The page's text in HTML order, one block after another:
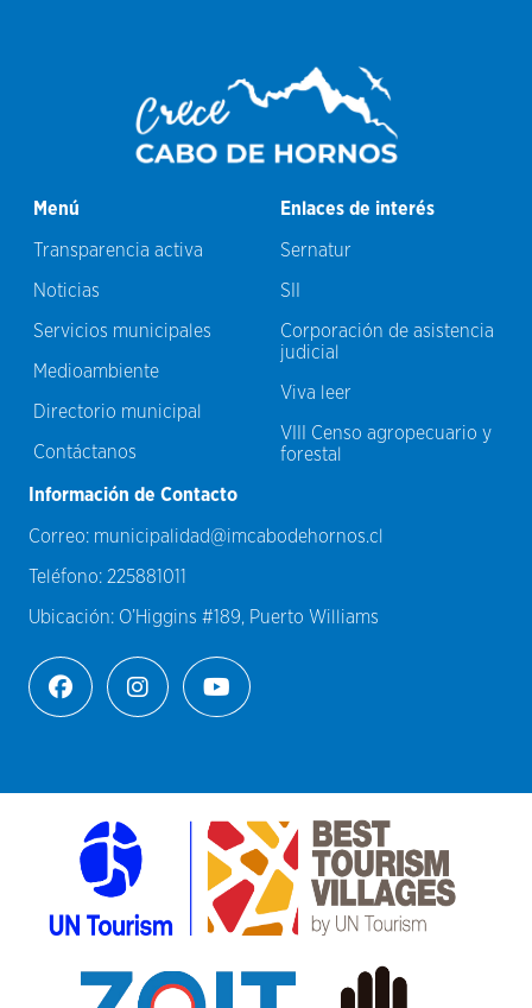
Menú
Transparencia activa
Noticias
Servicios municipales
Medioambiente
Directorio municipal
Contáctanos
Enlaces de interés
Sernatur
SII
Corporación de asistencia
judicial
Viva leer
VIII Censo agropecuario y
forestal
Información de Contacto
Correo: municipalidad@imcabodehornos.cl
Teléfono: 225881011
Ubicación: O’Higgins #189, Puerto Williams